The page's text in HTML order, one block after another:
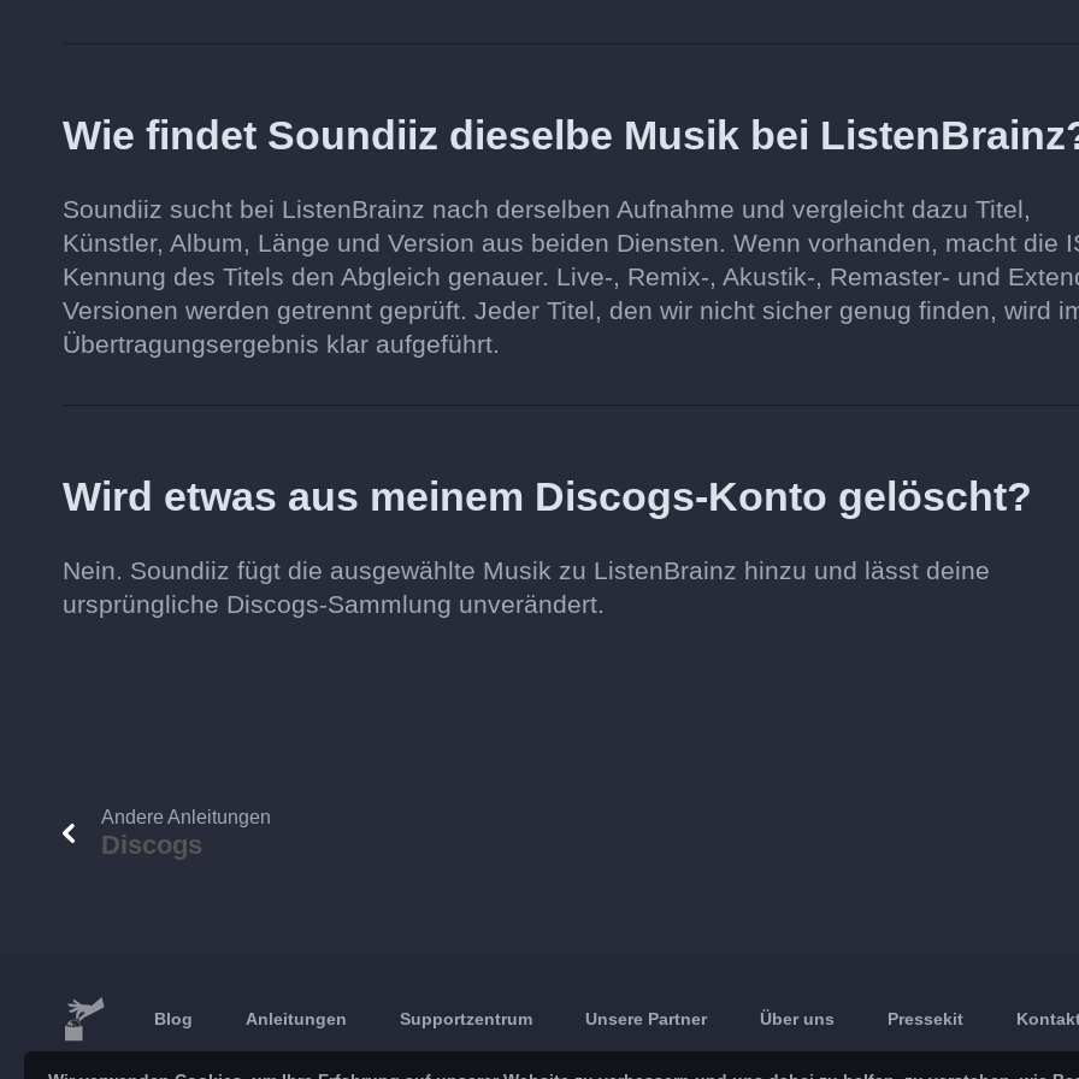
Wie findet Soundiiz dieselbe Musik bei
Soundiiz sucht bei ListenBrainz nach derselben Aufnahme und vergleicht dazu Titel,
Künstler, Album, Länge und Version aus beiden Diensten. Wenn vorhanden, macht die
Kennung des Titels den Abgleich genauer. Live-, Remix-, Akustik-, Remaster- und
Versionen werden getrennt geprüft. Jeder Titel, den wir nicht sicher genug finden, wird
Übertragungsergebnis klar aufgeführt.
Wird etwas aus meinem Discogs-Konto gelöscht?
Nein. Soundiiz fügt die ausgewählte Musik zu ListenBrainz hinzu und lässt deine
ursprüngliche Discogs-Sammlung unverändert.
Andere Anleitungen
Discogs
Blog Anleitungen Supportzentrum Unsere Partner Über uns Pressekit